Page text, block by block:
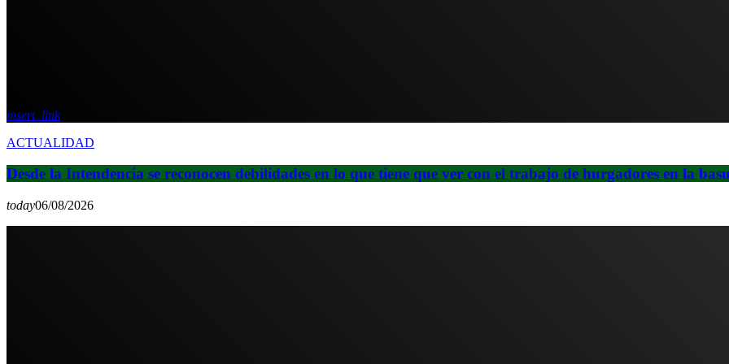
insert_link
ACTUALIDAD
Desde la Intendencia se reconocen debilidades en lo que tiene que ver con el trabajo de hurgadores en la
today06/08/2026